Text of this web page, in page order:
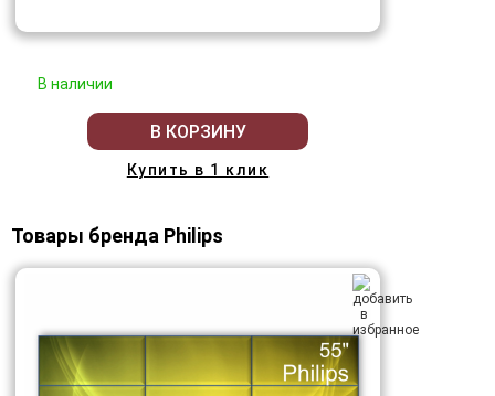
В наличии
В КОРЗИНУ
Купить в 1 клик
Товары бренда Philips